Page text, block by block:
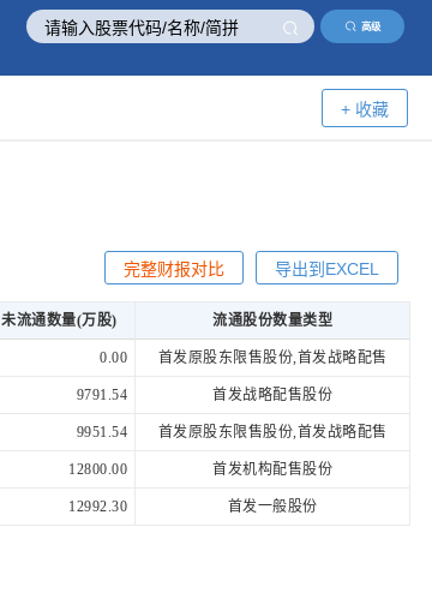
高级
+ 收藏
导出到EXCEL
完整财报对比
未流通数量(万股) 流通股份数量类型
0.00 首发原股东限售股份,首发战略配售
9791.54 首发战略配售股份
9951.54 首发原股东限售股份,首发战略配售
12800.00 首发机构配售股份
12992.30 首发一般股份